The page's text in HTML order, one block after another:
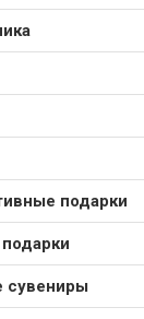
подарки